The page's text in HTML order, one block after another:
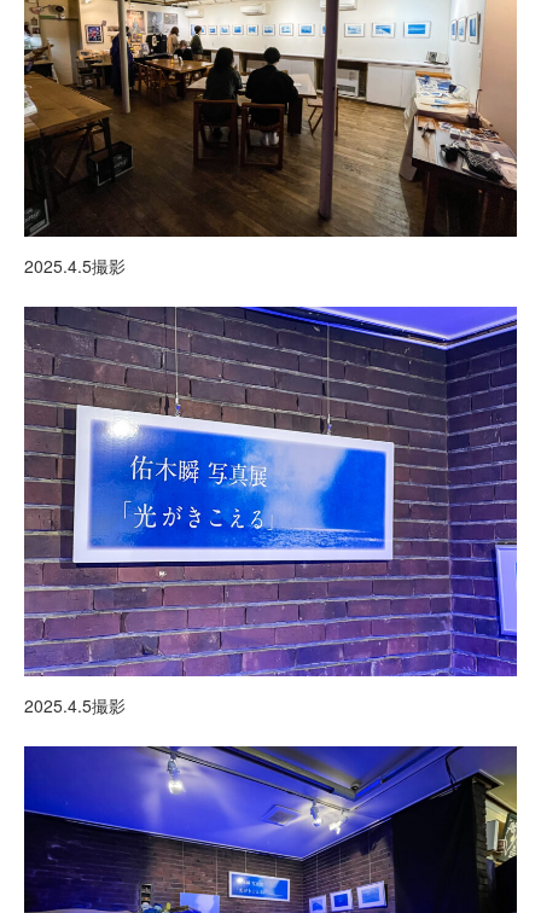
2025.4.5撮影
2025.4.5撮影